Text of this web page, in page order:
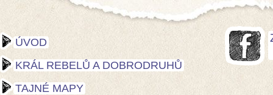
ÚVOD
KRÁL REBELŮ A DOBRODRUHŮ
TAJNÉ MAPY